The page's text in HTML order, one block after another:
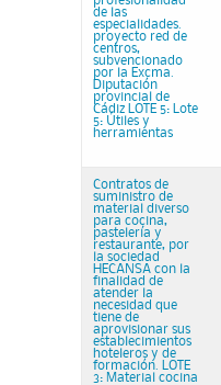
de las
especialidades.
proyecto red de
centros,
subvencionado
por la Excma.
Diputación
provincial de
Cádiz LOTE 5: Lote
5: Útiles y
herramientas
Contratos de
suministro de
material diverso
para cocina,
pastelería y
restaurante, por
la sociedad
HECANSA con la
finalidad de
atender la
necesidad que
tiene de
aprovisionar sus
establecimientos
hoteleros y de
formación. LOTE
3: Material cocina